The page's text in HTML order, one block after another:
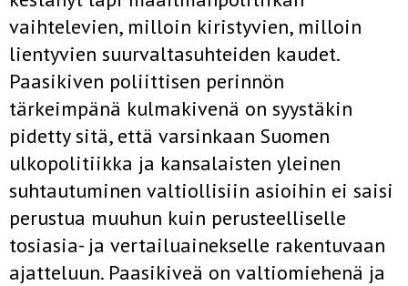
vaihtelevien, milloin kiristyvien, milloin
lientyvien suurvaltasuhteiden kaudet.
Paasikiven poliittisen perinnön
tärkeimpänä kulmakivenä on syystäkin
pidetty sitä, että varsinkaan Suomen
ulkopolitiikka ja kansalaisten yleinen
suhtautuminen valtiollisiin asioihin ei saisi
perustua muuhun kuin perusteelliselle
tosiasia- ja vertailuainekselle rakentuvaan
ajatteluun. Paasikiveä on valtiomiehenä ja